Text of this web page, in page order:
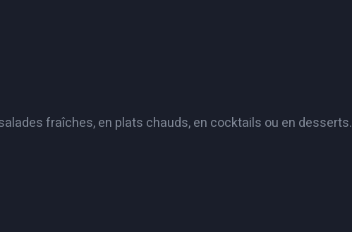
fraîches, en plats chauds, en cocktails ou en desserts.